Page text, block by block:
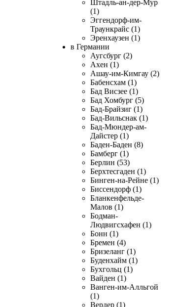
Штадль-ан-дер-Мур
(1)
Эггендорф-им-
Траункрайс (1)
Эренхаузен (1)
в Германии
Аугсбург (2)
Ахен (1)
Ашау-им-Кимгау (2)
Бабенсхам (1)
Бад Висзее (1)
Бад Хомбург (5)
Бад-Брайзиг (1)
Бад-Вильснак (1)
Бад-Мюндер-ам-
Дайстер (1)
Баден-Баден (8)
Бамберг (1)
Берлин (53)
Берхтесгаден (1)
Бинген-на-Рейне (1)
Биссендорф (1)
Бланкенфельде-
Малов (1)
Бодман-
Людвигсхафен (1)
Бонн (1)
Бремен (4)
Бризеланг (1)
Буденхайм (1)
Бухгольц (1)
Вайден (1)
Ванген-им-Алльгой
(1)
Вердер (1)